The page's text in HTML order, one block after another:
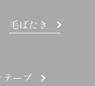
毛ばたき
テープ